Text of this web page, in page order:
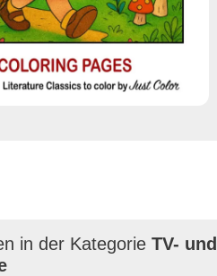
in der KategorieTV- und